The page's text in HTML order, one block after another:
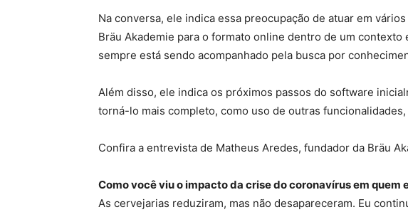
Na conversa, ele indica essa preocupação de atuar em
Bräu Akademie para o formato online dentro de um
sempre está sendo acompanhado pela busca por
Além disso, ele indica os próximos passos do software
torná-lo mais completo, como uso de outras
Confira a entrevista de Matheus Aredes, fundador da Bräu
Como você viu o impacto da crise do coronavírus em
As cervejarias reduziram, mas não desapareceram. Eu